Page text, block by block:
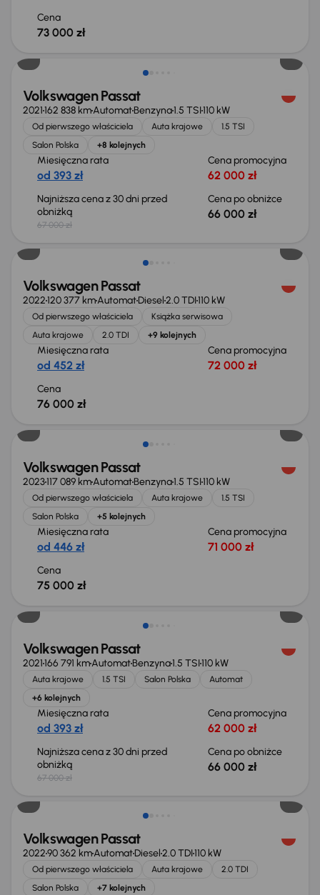
Cena
73 000 zł
Volkswagen Passat
2021162 838 kmAutomatBenzyna1.5 TSI110 kW
Od pierwszego właściciela Auta krajowe
1.5 TSI
Salon Polska
+8 kolejnych
Miesięczna rata
od 393 zł
Cena promocyjna
62 000 zł
Najniższa cena z 30 dni przed
obniżką
67 000 zł
Cena po obniżce
66 000 zł
Możliwość odliczenia VAT
Volkswagen Passat
2022120 377 kmAutomatDiesel2.0 TDI110 kW
Od pierwszego właściciela
Książka serwisowa
Auta krajowe
2.0 TDI +9 kolejnych
Miesięczna rata
od 452 zł
Cena promocyjna
72 000 zł
Cena
76 000 zł
Świeżo skupione
Volkswagen Passat
2023117 089 kmAutomatBenzyna1.5 TSI110 kW
Od pierwszego właściciela Auta krajowe
1.5 TSI
Salon Polska
+5 kolejnych
Miesięczna rata
od 446 zł
Cena promocyjna
71 000 zł
Cena
75 000 zł
Taniej o 1 000 zł
Volkswagen Passat
2021166 791 kmAutomatBenzyna1.5 TSI110 kW
Auta krajowe 1.5 TSI Salon Polska
Automat
+6 kolejnych
Miesięczna rata
od 393 zł
Cena promocyjna
62 000 zł
Najniższa cena z 30 dni przed
obniżką
67 000 zł
Cena po obniżce
66 000 zł
Taniej o 1 000 zł
Volkswagen Passat
202290 362 kmAutomatDiesel2.0 TDI110 kW
Od pierwszego właściciela Auta krajowe
2.0 TDI
Salon Polska
+7 kolejnych